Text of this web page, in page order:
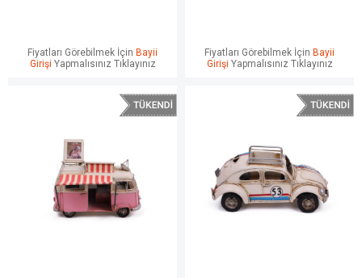
Fiyatları Görebilmek İçin Bayii
Girişi Yapmalısınız Tıklayınız
Fiyatları Görebilmek İçin Bayii
Girişi Yapmalısınız Tıklayınız